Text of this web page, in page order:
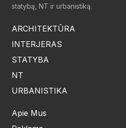
statybą, NT ir urbanistiką.
ARCHITEKTŪRA
INTERJERAS
STATYBA
NT
URBANISTIKA
Apie Mus